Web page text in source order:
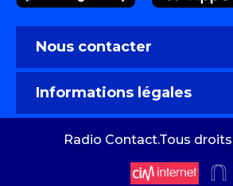
Nous contacter
Faire de la publicité sur Radio
Informations légales
Politique de confidentialité
Radio Contact.Tous